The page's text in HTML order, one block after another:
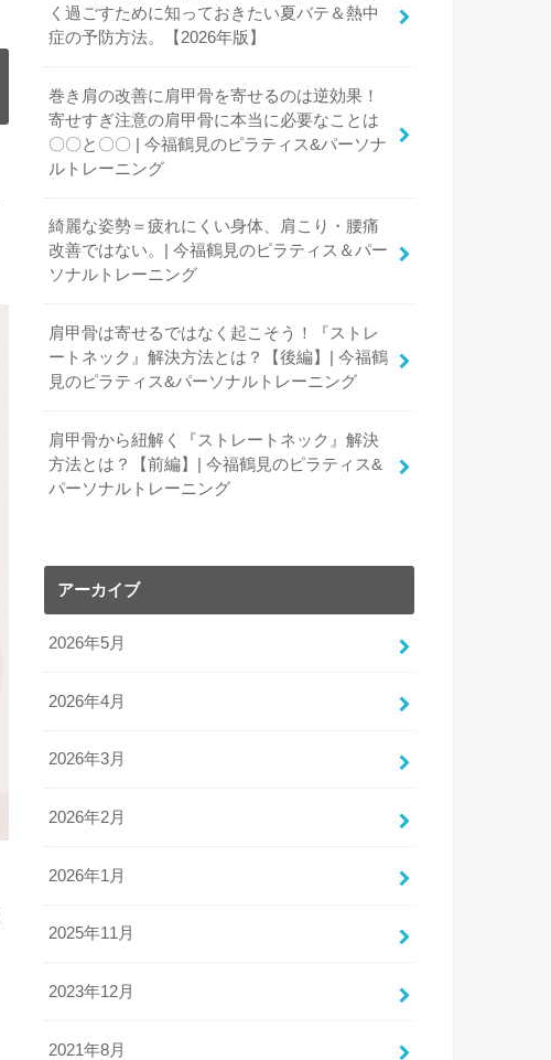
く過ごすために知っておきたい夏バテ＆熱中
症の予防方法。【2026年版】
巻き肩の改善に肩甲骨を寄せるのは逆効果！
寄せすぎ注意の肩甲骨に本当に必要なことは
〇〇と〇〇 | 今福鶴見のピラティス&パーソナ
ルトレーニング
綺麗な姿勢＝疲れにくい身体、肩こり・腰痛
改善ではない。| 今福鶴見のピラティス＆パー
ソナルトレーニング
肩甲骨は寄せるではなく起こそう！『ストレ
ートネック』解決方法とは？【後編】| 今福鶴
見のピラティス&パーソナルトレーニング
肩甲骨から紐解く『ストレートネック』解決
方法とは？【前編】| 今福鶴見のピラティス&
パーソナルトレーニング
アーカイブ
2026年5月
2026年4月
2026年3月
2026年2月
2026年1月
2025年11月
2023年12月
2021年8月